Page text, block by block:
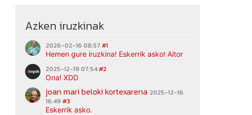
Azken iruzkinak
2026-02-16 08:57 #1
Hemen gure iruzkina! Eskerrik asko! Aitor
2025-12-19 07:54#2
Ona! XDD
joan mari beloki kortexarena 2025-12-16
16:49 #3
Eskerrik asko.